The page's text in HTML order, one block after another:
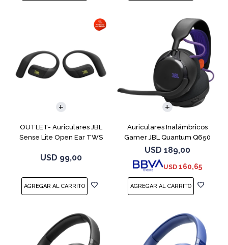
OUTLET- Auriculares JBL
Sense Lite Open Ear TWS
USD 99,00
Auriculares Inalámbricos
Gamer JBL Quantum Q650
Negro
USD 189,00
USD 160,65